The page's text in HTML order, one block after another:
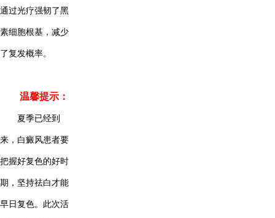
通过光疗强韧了黑
素细胞根基，减少
了复发概率。
温馨提示：
夏季已经到
来，白癜风患者要
把握好复色的好时
期，坚持祛白才能
早日复色。此次活